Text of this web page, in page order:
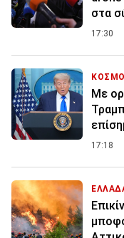
στα
17:30
Με
17:18